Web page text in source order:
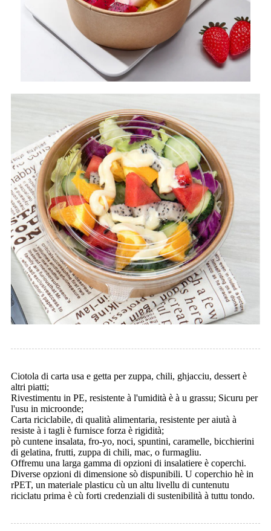
Ciotola di carta usa e getta per zuppa, chili, ghjacciu, dessert è
altri piatti;
Rivestimentu in PE, resistente à l'umidità è à u grassu; Sicuru per
l'usu in microonde;
Carta riciclabile, di qualità alimentaria, resistente per aiutà à
resiste à i tagli è furnisce forza è rigidità;
pò cuntene insalata, fro-yo, noci, spuntini, caramelle, bicchierini
di gelatina, frutti, zuppa di chili, mac, o furmagliu.
Offremu una larga gamma di opzioni di insalatiere è coperchi.
Diverse opzioni di dimensione sò dispunibili. U coperchio hè in
rPET, un materiale plasticu cù un altu livellu di cuntenutu
riciclatu prima è cù forti credenziali di sustenibilità à tuttu tondo.